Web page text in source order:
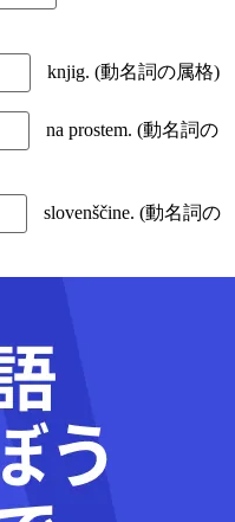
knjig. (動名詞の属格)
na prostem. (動名詞の
slovenščine. (動名詞の